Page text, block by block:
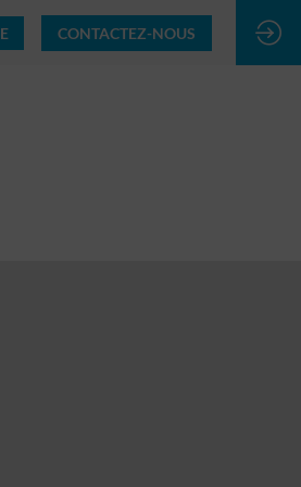
CONTACTEZ-NOUS